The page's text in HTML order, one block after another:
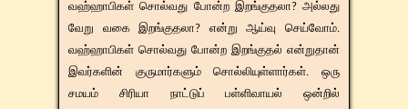
வஹ்ஹாபிகள் சொல்வது போன்ற இறங்குதலா? அல்லது
வேறு வகை இறங்குதலா? என்று ஆய்வு செய்வோம்.
வஹ்ஹாபிகள் சொல்வது போன்ற இறங்குதல் என்றுதான்
இவர்களின் குருமார்களும் சொல்லியுள்ளார்கள். ஒரு
சமயம் சிரியா நாட்டுப் பள்ளிவாயல் ஒன்றில்